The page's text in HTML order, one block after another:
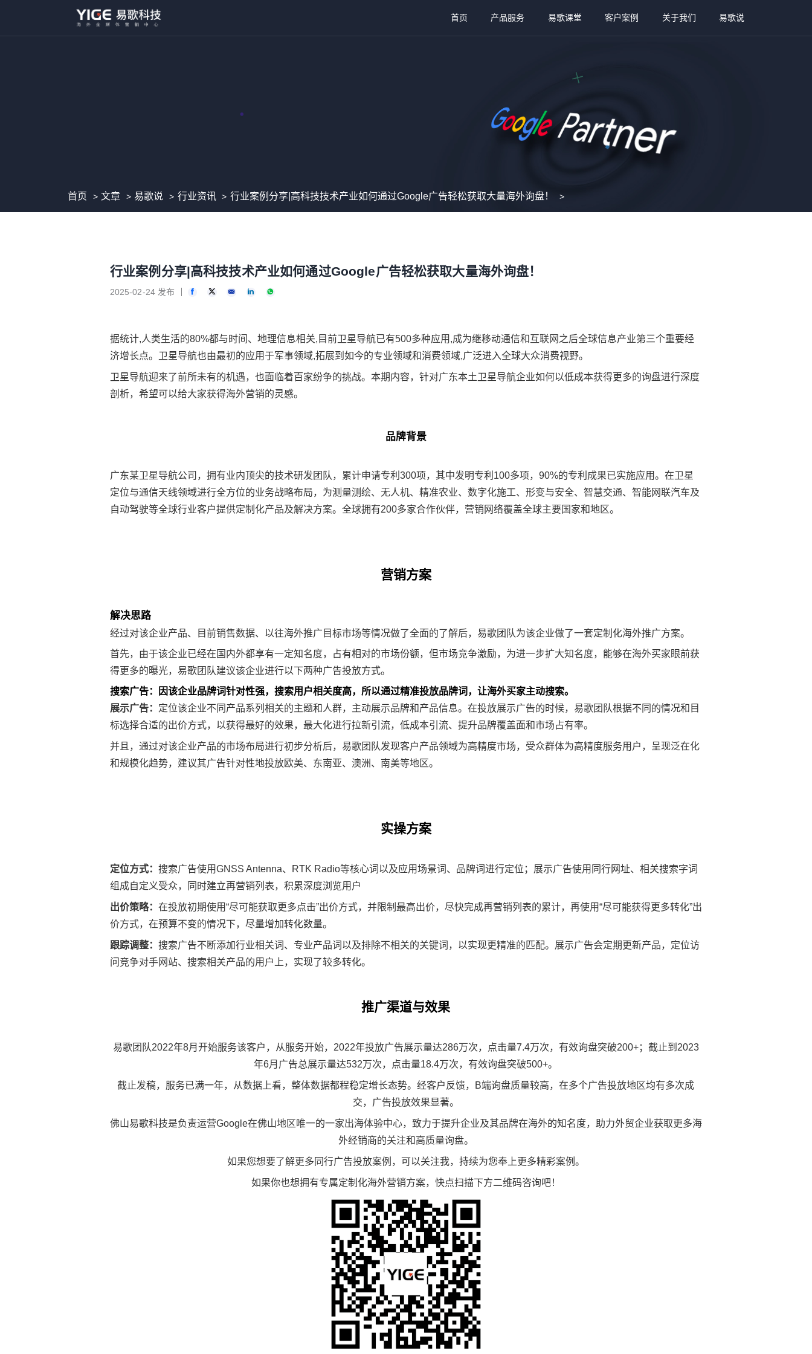
首页 产品服务 易歌课堂 客户案例 关于我们 易歌说
首页 文章 易歌说 行业资讯 行业案例分享|高科技技术产业如何通过Google广告轻松获取大量海外询盘！
行业案例分享|高科技技术产业如何通过Google广告轻松获取大量海外询盘！
2025-02-24 发布
据统计,人类生活的80%都与时间、地理信息相关,目前卫星导航已有500多种应用,成为继移动通信和互联网之后全球信息产业第三个重要经
济增长点。卫星导航也由最初的应用于军事领域,拓展到如今的专业领域和消费领域,广泛进入全球大众消费视野。
卫星导航迎来了前所未有的机遇，也面临着百家纷争的挑战。本期内容，针对广东本土卫星导航企业如何以低成本获得更多的询盘进行深度
剖析，希望可以给大家获得海外营销的灵感。
品牌背景
广东某卫星导航公司，拥有业内顶尖的技术研发团队，累计申请专利300项，其中发明专利100多项，90%的专利成果已实施应用。在卫星
定位与通信天线领域进行全方位的业务战略布局，为测量测绘、无人机、精准农业、数字化施工、形变与安全、智慧交通、智能网联汽车及
自动驾驶等全球行业客户提供定制化产品及解决方案。全球拥有200多家合作伙伴，营销网络覆盖全球主要国家和地区。
营销方案
解决思路
经过对该企业产品、目前销售数据、以往海外推广目标市场等情况做了全面的了解后，易歌团队为该企业做了一套定制化海外推广方案。
首先，由于该企业已经在国内外都享有一定知名度，占有相对的市场份额，但市场竞争激励，为进一步扩大知名度，能够在海外买家眼前获
得更多的曝光，易歌团队建议该企业进行以下两种广告投放方式。
搜索广告：
因该企业品牌词针对性强，搜索用户相关度高，所以通过精准投放品牌词，让海外买家主动搜索。
展示广告： 定位该企业不同产品系列相关的主题和人群，主动展示品牌和产品信息。在投放展示广告的时候，易歌团队根据不同的情况和目
标选择合适的出价方式，以获得最好的效果，最大化进行拉新引流，低成本引流、提升品牌覆盖面和市场占有率。
并且，通过对该企业产品的市场布局进行初步分析后，易歌团队发现客户产品领域为高精度市场，受众群体为高精度服务用户，呈现泛在化
和规模化趋势，建议其广告针对性地投放欧美、东南亚、澳洲、南美等地区。
实操方案
定位方式： 搜索广告使用GNSS Antenna、RTK Radio等核心词以及应用场景词、品牌词进行定位；展示广告使用同行网址、相关搜索字词
组成自定义受众，同时建立再营销列表，积累深度浏览用户
出价策略： 在投放初期使用“尽可能获取更多点击”出价方式，并限制最高出价，尽快完成再营销列表的累计，再使用“尽可能获得更多转化”出
价方式，在预算不变的情况下，尽量增加转化数量。
跟踪调整： 搜索广告不断添加行业相关词、专业产品词以及排除不相关的关键词，以实现更精准的匹配。展示广告会定期更新产品，定位访
问竞争对手网站、搜索相关产品的用户上，实现了较多转化。
推广渠道与效果
易歌团队2022年8月开始服务该客户，从服务开始，2022年投放广告展示量达286万次，点击量7.4万次，有效询盘突破200+；截止到2023
年6月广告总展示量达532万次，点击量18.4万次，有效询盘突破500+。
截止发稿，服务已满一年，从数据上看，整体数据都程稳定增长态势。经客户反馈，B端询盘质量较高，在多个广告投放地区均有多次成
交，广告投放效果显著。
佛山易歌科技是负责运营Google在佛山地区唯一的一家出海体验中心，致力于提升企业及其品牌在海外的知名度，助力外贸企业获取更多海
外经销商的关注和高质量询盘。
如果您想要了解更多同行广告投放案例，可以关注我，持续为您奉上更多精彩案例。
如果你也想拥有专属定制化海外营销方案，快点扫描下方二维码咨询吧！